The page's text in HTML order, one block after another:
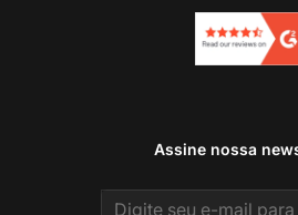
Assine nossa
Email address